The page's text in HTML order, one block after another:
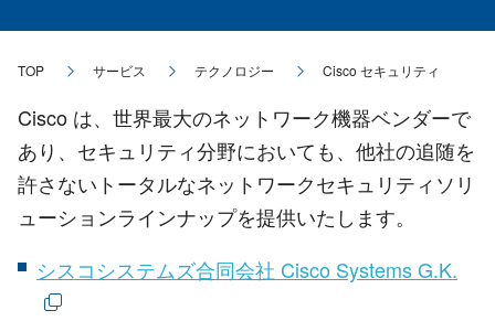
TOP サービス テクノロジー Cisco セキュリティ
Cisco は、世界最大のネットワーク機器ベンダーで
あり、セキュリティ分野においても、他社の追随を
許さないトータルなネットワークセキュリティソリ
ューションラインナップを提供いたします。
シスコシステムズ合同会社 Cisco Systems G.K.